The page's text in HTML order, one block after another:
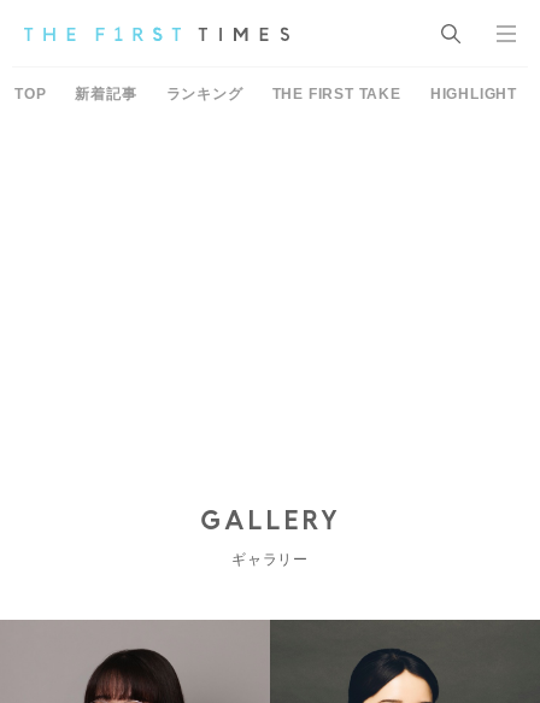
TOP 新着記事 ランキング THE FIRST TAKE HIGHLIGHT
GALLERY
ギャラリー